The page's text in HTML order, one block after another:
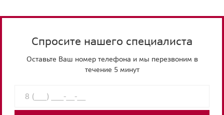
Спросите нашего специалиста
Оставьте Ваш номер телефона и мы перезвоним в
течение 5 минут